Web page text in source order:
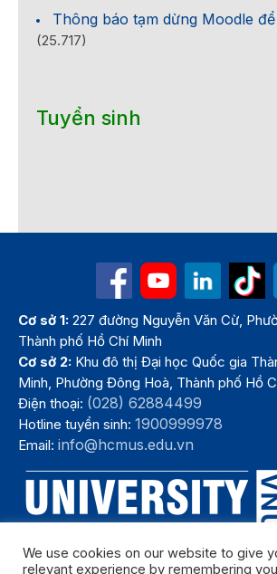
Thông báo tạm dừng Moodle
(25.717)
Tuyển sinh
Cơ sở 1: 227 đường Nguyễn Văn Cừ,
Thành phố Hồ Chí Minh
Cơ sở 2: Khu đô thị Đại học Quốc gia
Minh, Phường Đông Hoà, Thành phố Hồ
Điện thoại: (028) 62884499
Hotline tuyển sinh:1900999978
Email:info@hcmus.edu.vn
We use cookies on our website to give
relevant experience by remembering